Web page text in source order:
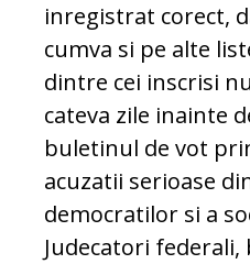
inregistrat corect,
cumva si pe alte
dintre cei inscrisi
cateva zile inainte
buletinul de vot
acuzatii serioase
democratilor si a
Judecatori